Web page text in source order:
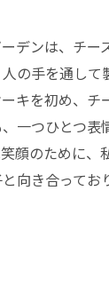
デンは、チー
の手を通して
キを初め、チ
一つひとつ表
顔のために、
向き合ってお